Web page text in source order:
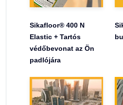
Sikafloor® 400 N
Elastic + Tartós
védőbevonat az Ön
padlójára